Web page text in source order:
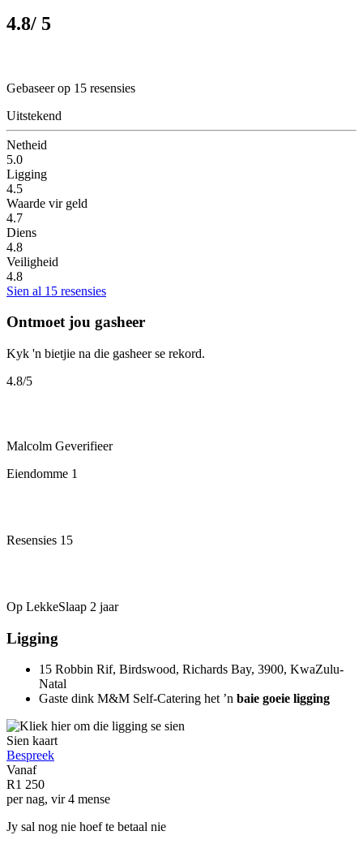
4.8/ 5
Gebaseer op 15 resensies
Uitstekend
Netheid
5.0
Ligging
4.5
Waarde vir geld
4.7
Diens
4.8
Veiligheid
4.8
Sien al 15 resensies
Ontmoet jou gasheer
Kyk 'n bietjie na die gasheer se rekord.
4.8/5
Malcolm Geverifieer
Eiendomme 1
Resensies 15
Op LekkeSlaap 2 jaar
Ligging
15 Robbin Rif, Birdswood, Richards Bay, 3900, KwaZulu-
Natal
Gaste dink M&M Self-Catering het ’n baie goeie ligging
Sien kaart
Bespreek
Vanaf
R1 250
per nag, vir 4 mense
Jy sal nog nie hoef te betaal nie